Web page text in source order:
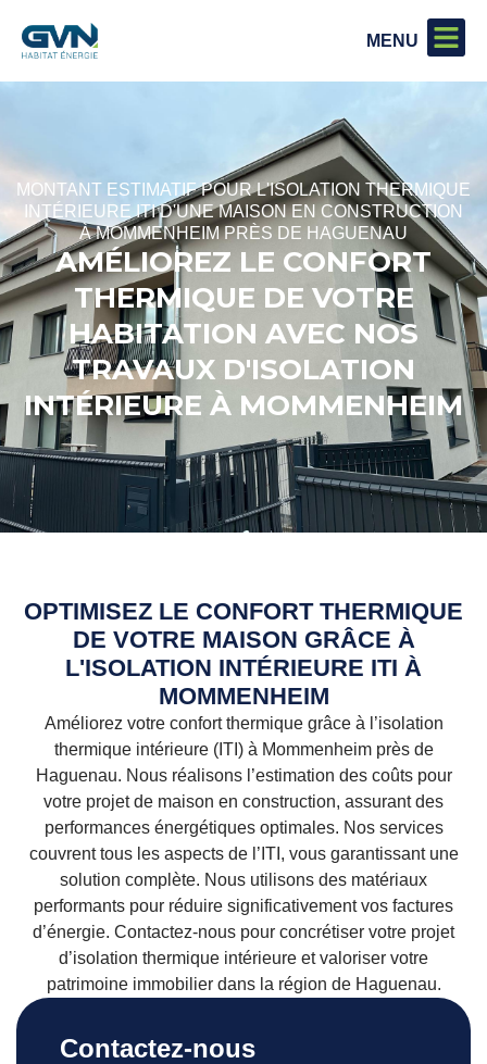
MONTANT ESTIMATIF POUR L'ISOLATION THERMIQUE
INTÉRIEURE ITI D'UNE MAISON EN CONSTRUCTION
À MOMMENHEIM PRÈS DE HAGUENAU
AMÉLIOREZ LE CONFORT
THERMIQUE DE VOTRE
HABITATION AVEC NOS
TRAVAUX D'ISOLATION
INTÉRIEURE À MOMMENHEIM
OPTIMISEZ LE CONFORT THERMIQUE
DE VOTRE MAISON GRÂCE À
L'ISOLATION INTÉRIEURE ITI À
MOMMENHEIM
Améliorez votre confort thermique grâce à l’isolation
thermique intérieure (ITI) à Mommenheim près de
Haguenau. Nous réalisons l’estimation des coûts pour
votre projet de maison en construction, assurant des
performances énergétiques optimales. Nos services
couvrent tous les aspects de l’ITI, vous garantissant une
solution complète. Nous utilisons des matériaux
performants pour réduire significativement vos factures
d’énergie. Contactez-nous pour concrétiser votre projet
d’isolation thermique intérieure et valoriser votre
patrimoine immobilier dans la région de Haguenau.
Contactez-nous